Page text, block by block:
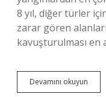
8 yıl, diğer türler
zarar gören
kavuşturulması en
Devamını okuyun
Sonra